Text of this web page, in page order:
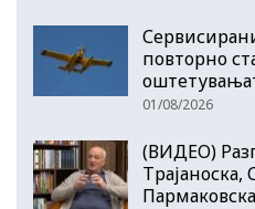
повторно
01/08/2026
(ВИДЕО)
Трајаноска,
Пармаковска